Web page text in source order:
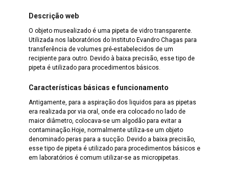
Descrição web
O objeto musealizado é uma pipeta de vidro transparente.
Utilizada nos laboratórios do Instituto Evandro Chagas para
transferência de volumes pré-estabelecidos de um
recipiente para outro. Devido à baixa precisão, esse tipo de
pipeta é utilizado para procedimentos básicos.
Características básicas e funcionamento
Antigamente, para a aspiração dos liquidos para as pipetas
era realizada por via oral, onde era colocado no lado de
maior diâmetro, colocava-se um algodão para evitar a
contaminação.Hoje, normalmente utiliza-se um objeto
denominado peras para a sucção. Devido a baixa precisão,
esse tipo de pipeta é utilizado para procedimentos básicos e
em laboratórios é comum utilizar-se as micropipetas.